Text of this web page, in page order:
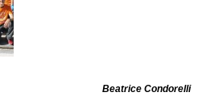
Beatrice Condorelli